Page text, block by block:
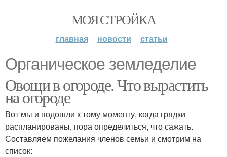
МОЯ СТРОЙКА
главная новости статьи
Органическое земледелие
Овощи в огороде. Что вырастить
на огороде
Вот мы и подошли к тому моменту, когда грядки
распланированы, пора определиться, что сажать.
Составляем пожелания членов семьи и смотрим на
список: